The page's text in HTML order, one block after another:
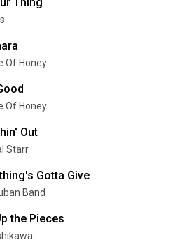
Of Honey
Of Honey
Out
Starr
Gotta Give
Band
the Pieces